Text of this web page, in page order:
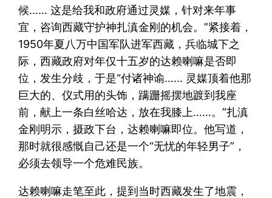
候…… 这是给我和政府通过灵媒，针对来年事
宜，咨询西藏守护神扎滇金刚的机会。”紧接着，
1950年夏八万中国军队进军西藏，兵临城下之
际，西藏政府对年仅十五岁的达赖喇嘛是否即
位，发生分歧，于是“付诸神谕…… 灵媒顶着他那
巨大的、仪式用的头饰，蹒跚摇摆地踱到我座
前，献上一条白丝哈达，放在我膝上……。”扎滇
金刚明示，摄政下台，达赖喇嘛即位。他写道，
那时就很感慨自己还是一个“无忧的年轻男子”，
必须去领导一个危难民族。
达赖喇嘛走笔至此，提到当时西藏发生了地震，